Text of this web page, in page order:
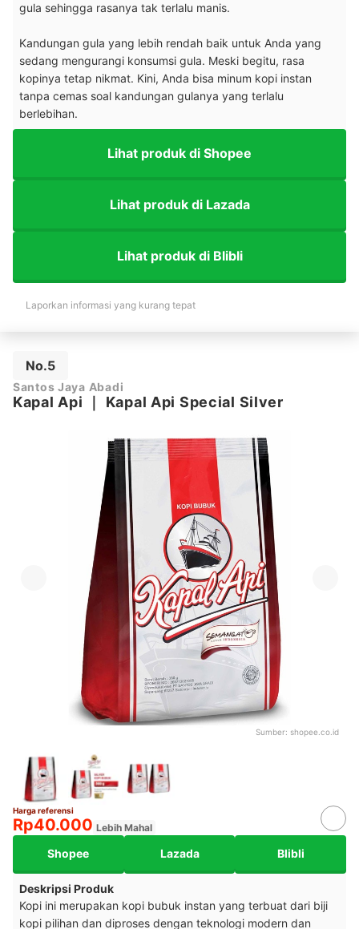
gula sehingga rasanya tak terlalu manis.
Kandungan gula yang lebih rendah baik untuk Anda yang
sedang mengurangi konsumsi gula. Meski begitu, rasa
kopinya tetap nikmat. Kini, Anda bisa minum kopi instan
tanpa cemas soal kandungan gulanya yang terlalu
berlebihan.
Lihat produk di Shopee
Lihat produk di Lazada
Lihat produk di Blibli
Laporkan informasi yang kurang tepat
No.5
Santos Jaya Abadi
Kapal Api Kapal Api Special Silver
Sumber: shopee.co.id
Harga referensi
Rp40.000 Lebih Mahal
Shopee Lazada Blibli
Deskripsi Produk
Kopi ini merupakan kopi bubuk instan yang terbuat dari biji
kopi pilihan dan diproses dengan teknologi modern dan